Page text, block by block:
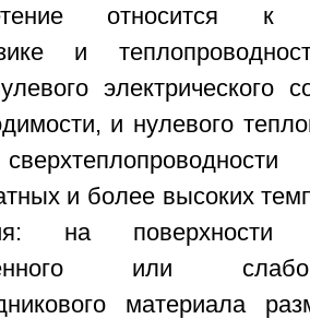
относится к
и
электрического
и нулевого
и более высоких
на
или
материала